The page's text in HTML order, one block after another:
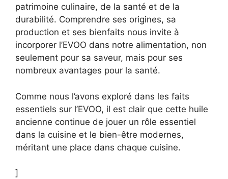
patrimoine culinaire, de la santé et de la
durabilité. Comprendre ses origines, sa
production et ses bienfaits nous invite à
incorporer l’EVOO dans notre alimentation, non
seulement pour sa saveur, mais pour ses
nombreux avantages pour la santé.
Comme nous l’avons exploré dans les faits
essentiels sur l’EVOO, il est clair que cette huile
ancienne continue de jouer un rôle essentiel
dans la cuisine et le bien-être modernes,
méritant une place dans chaque cuisine.
]